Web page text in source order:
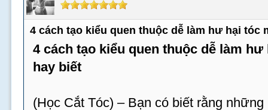
4 cách tạo kiểu quen thuộc dễ làm hư hại tóc
4 cách tạo kiểu quen thuộc dễ làm
hay biết
(Học Cắt Tóc) – Bạn có biết rằng